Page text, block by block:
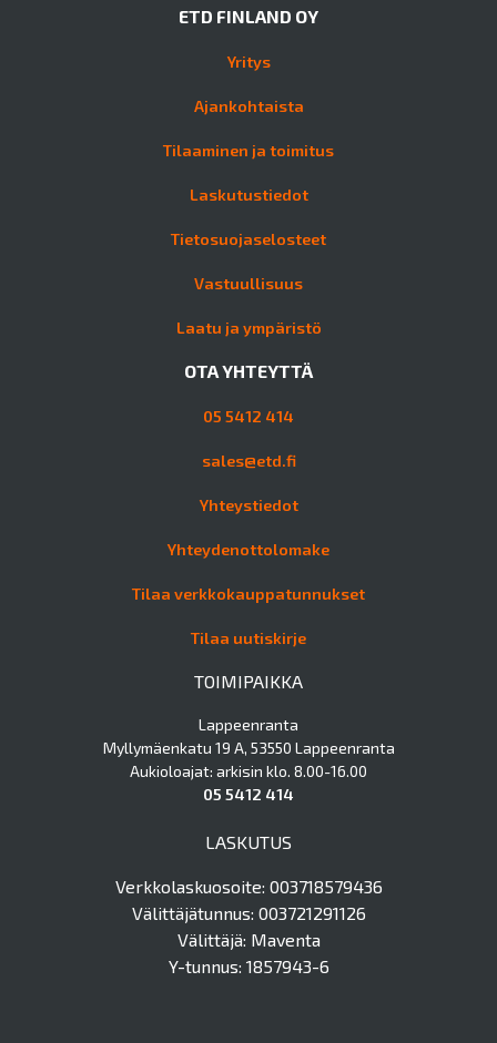
ETD FINLAND OY
Yritys
Ajankohtaista
Tilaaminen ja toimitus
Laskutustiedot
Tietosuojaselosteet
Vastuullisuus
Laatu ja ympäristö
OTA YHTEYTTÄ
05 5412 414
sales@etd.fi
Yhteystiedot
Yhteydenottolomake
Tilaa verkkokauppatunnukset
Tilaa uutiskirje
TOIMIPAIKKA
Lappeenranta
Myllymäenkatu 19 A, 53550 Lappeenranta
Aukioloajat: arkisin klo. 8.00-16.00
05 5412 414
LASKUTUS
Verkkolaskuosoite: 003718579436
Välittäjätunnus: 003721291126
Välittäjä: Maventa
Y-tunnus: 1857943-6